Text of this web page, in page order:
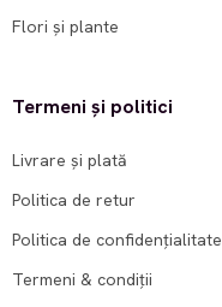
Flori și plante
Termeni și politici
Livrare și plată
Politica de retur
Politica de confidențialitate
Termeni & condiții